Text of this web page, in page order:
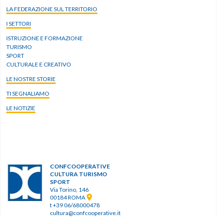
LA FEDERAZIONE SUL TERRITORIO
I SETTORI
ISTRUZIONE E FORMAZIONE
TURISMO
SPORT
CULTURALE E CREATIVO
LE NOSTRE STORIE
TI SEGNALIAMO
LE NOTIZIE
CONFCOOPERATIVE
CULTURA TURISMO
SPORT
Via Torino, 146
00184 ROMA
t +39 06/68000478
cultura@confcooperative.it